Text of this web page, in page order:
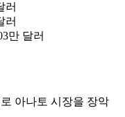
러
러
만 달러
아나토 시장을 장악